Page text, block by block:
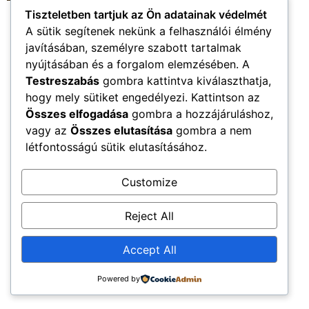
Újkenéz Község Hivatalos Honlapja
Church Home
Mega Menu
Minden jog fenntartva
Tiszteletben tartjuk az Ön adatainak védelmét
A sütik segítenek nekünk a felhasználói élmény
javításában, személyre szabott tartalmak
nyújtásában és a forgalom elemzésében. A
Testreszabás gombra kattintva kiválaszthatja,
hogy mely sütiket engedélyezi. Kattintson az
Összes elfogadása gombra a hozzájáruláshoz,
vagy az Összes elutasítása gombra a nem
létfontosságú sütik elutasításához.
Customize
Reject All
Accept All
Powered by